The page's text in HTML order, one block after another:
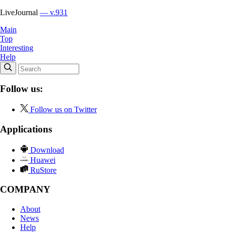
LiveJournal — v.931
Main
Top
Interesting
Help
Follow us:
Follow us on Twitter
Applications
Download
Huawei
RuStore
COMPANY
About
News
Help